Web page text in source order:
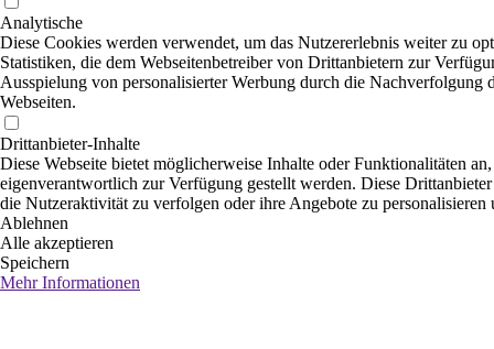
Analytische
Diese Cookies werden verwendet, um das Nutzererlebnis weiter zu
Statistiken, die dem Webseitenbetreiber von Drittanbietern zur
Ausspielung von personalisierter Werbung durch die Nachverfolgung
Webseiten.
Drittanbieter-Inhalte
Diese Webseite bietet möglicherweise Inhalte oder Funktionalitäten
eigenverantwortlich zur Verfügung gestellt werden. Diese
die Nutzeraktivität zu verfolgen oder ihre Angebote zu personalisieren
Ablehnen
Alle akzeptieren
Speichern
Mehr Informationen